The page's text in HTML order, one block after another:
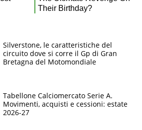
Silverstone, le caratteristiche del
circuito dove si corre il Gp di Gran
Bretagna del Motomondiale
Tabellone Calciomercato Serie A.
Movimenti, acquisti e cessioni: estate
2026-27